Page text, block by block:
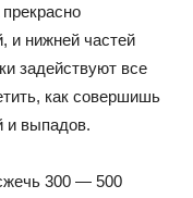
и нижней частей
задействуют все
как совершишь
и выпадов.
300 — 500